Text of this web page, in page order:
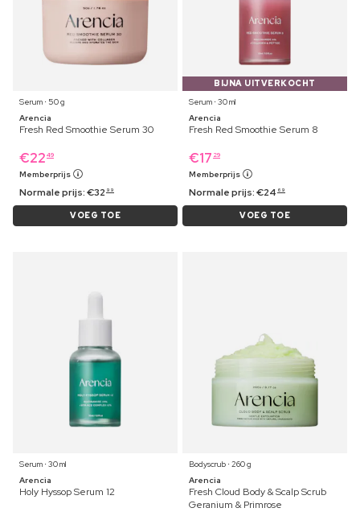
Serum ⋅ 50 g
Arencia
Fresh Red Smoothie Serum 30
€22 49
Memberprijs
Normale prijs:€32 99
VOEG TOE
BIJNA UITVERKOCHT
Serum ⋅ 30 ml
Arencia
Fresh Red Smoothie Serum 8
€17 29
Memberprijs
Normale prijs:€24 69
VOEG TOE
Serum ⋅ 30 ml
Arencia
Holy Hyssop Serum 12
Bodyscrub ⋅ 260 g
Arencia
Fresh Cloud Body & Scalp Scrub
Geranium & Primrose